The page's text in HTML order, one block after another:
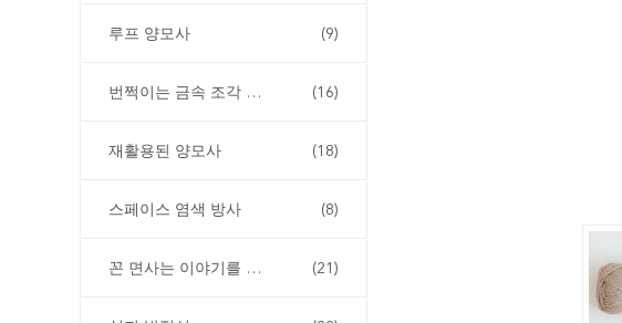
루프 양모사 (9)
번쩍이는 금속 조각 양모사 (16)
재활용된 양모사 (18)
스페이스 염색 방사 (8)
꼰 면사는 이야기를 합니다 (21)